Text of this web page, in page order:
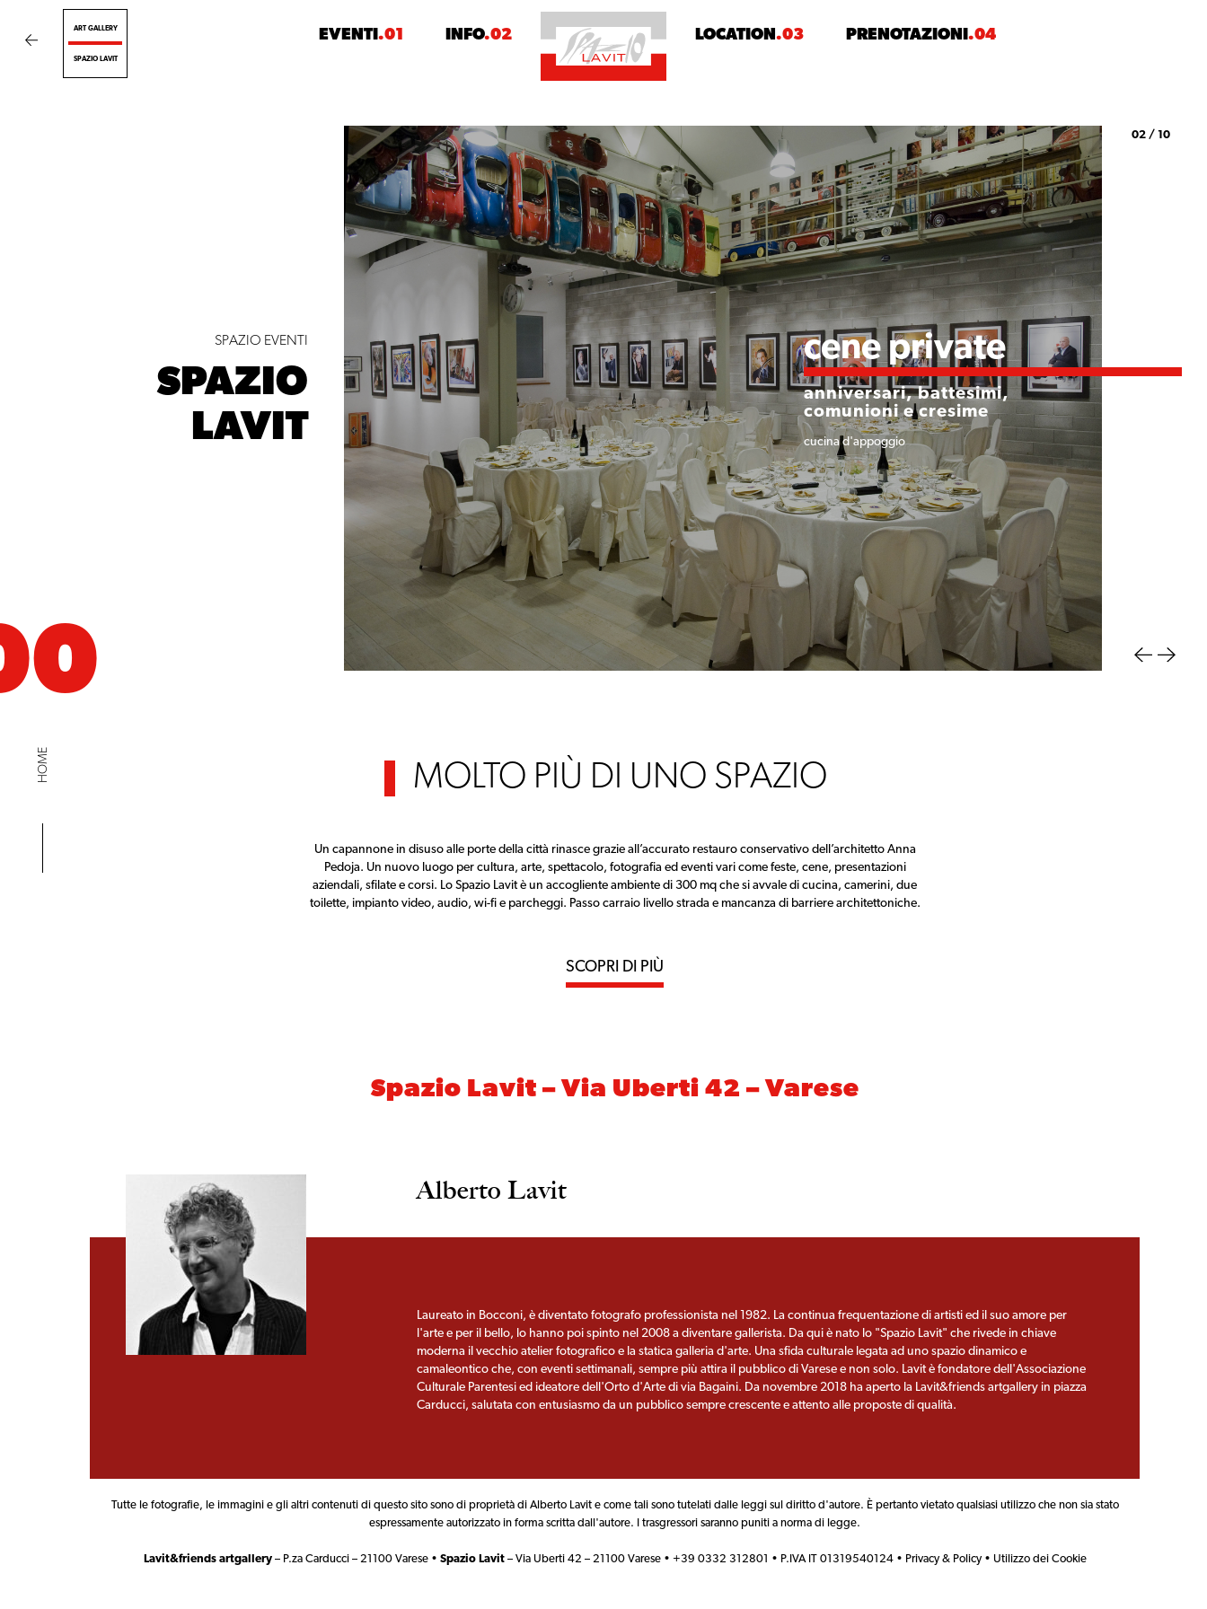
ART GALLERY
SPAZIO LAVIT
EVENTI.01 INFO.02 LOCATION.03 PRENOTAZIONI.04
HOME
SPAZIO EVENTI
SPAZIO
LAVIT
cene private
anniversari, battesimi,
comunioni e cresime
cucina d'appoggio
02 / 10
MOLTO PIÙ DI UNO SPAZIO
Un capannone in disuso alle porte della città rinasce grazie all’accurato restauro conservativo dell’architetto Anna
Pedoja. Un nuovo luogo per cultura, arte, spettacolo, fotografia ed eventi vari come feste, cene, presentazioni
aziendali, sfilate e corsi. Lo Spazio Lavit è un accogliente ambiente di 300 mq che si avvale di cucina, camerini, due
toilette, impianto video, audio, wi-fi e parcheggi. Passo carraio livello strada e mancanza di barriere architettoniche.
SCOPRI DI PIÙ
Spazio Lavit – Via Uberti 42 – Varese
Alberto Lavit
Laureato in Bocconi, è diventato fotografo professionista nel 1982. La continua frequentazione di artisti ed il suo amore per
l'arte e per il bello, lo hanno poi spinto nel 2008 a diventare gallerista. Da qui è nato lo "Spazio Lavit" che rivede in chiave
moderna il vecchio atelier fotografico e la statica galleria d'arte. Una sfida culturale legata ad uno spazio dinamico e
camaleontico che, con eventi settimanali, sempre più attira il pubblico di Varese e non solo. Lavit è fondatore dell'Associazione
Culturale Parentesi ed ideatore dell'Orto d'Arte di via Bagaini. Da novembre 2018 ha aperto la Lavit&friends artgallery in piazza
Carducci, salutata con entusiasmo da un pubblico sempre crescente e attento alle proposte di qualità.
Tutte le fotografie, le immagini e gli altri contenuti di questo sito sono di proprietà di Alberto Lavit e come tali sono tutelati dalle leggi sul diritto d'autore. È pertanto vietato qualsiasi utilizzo che non sia stato
espressamente autorizzato in forma scritta dall'autore. I trasgressori saranno puniti a norma di legge.
Lavit&friends artgallery– P.za Carducci – 21100 Varese • Spazio Lavit– Via Uberti 42 – 21100 Varese • +39 0332 312801 • P.IVA IT 01319540124 • Privacy & Policy• Utilizzo dei Cookie